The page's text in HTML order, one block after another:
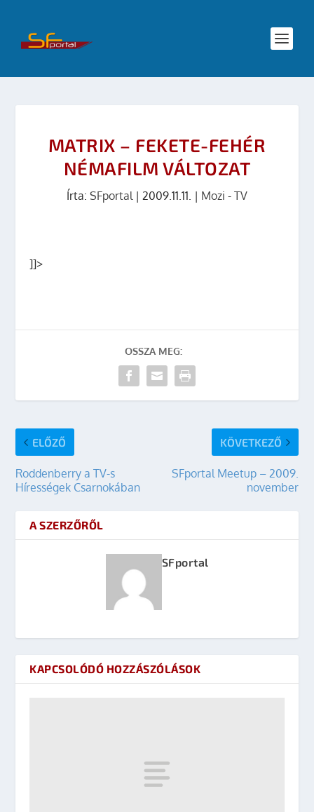
MATRIX – FEKETE-FEHÉR
NÉMAFILM VÁLTOZAT
Írta: SFportal| 2009.11.11. | Mozi - TV
]]>
OSSZA MEG:
ELŐZŐ
Roddenberry a TV-s
Hírességek Csarnokában
KÖVETKEZŐ
SFportal Meetup – 2009.
november
A SZERZŐRŐL
SFportal
KAPCSOLÓDÓ HOZZÁSZÓLÁSOK